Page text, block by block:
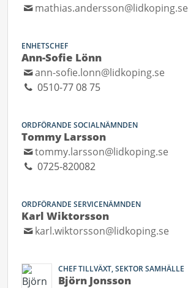
mathias.andersson@lidkoping.se
ENHETSCHEF
Ann-Sofie Lönn
ann-sofie.lonn@lidkoping.se
0510-77 08 75
ORDFÖRANDE SOCIALNÄMNDEN
Tommy Larsson
tommy.larsson@lidkoping.se
0725-820082
ORDFÖRANDE SERVICENÄMNDEN
Karl Wiktorsson
karl.wiktorsson@lidkoping.se
CHEF TILLVÄXT, SEKTOR SAMHÄLLE
Björn Jonsson